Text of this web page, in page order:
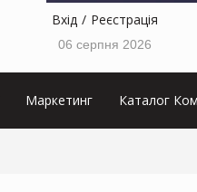
Вхід Реєстрація
06 серпня 2026
Маркетинг Каталог